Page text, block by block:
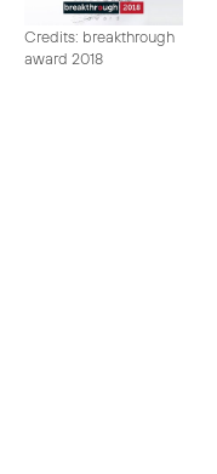
Credits: breakthrough
award 2018